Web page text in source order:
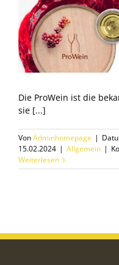
Die ProWein ist die
sie [...]
VonAdminhomepage |
15.02.2024 | Allgemein |
Weiterlesen